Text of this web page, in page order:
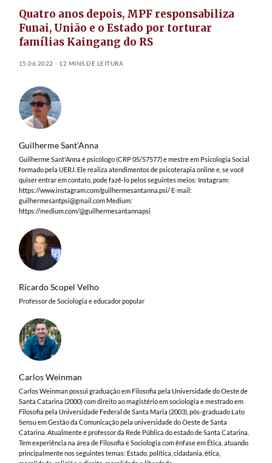
Quatro anos depois, MPF responsabiliza
Funai, União e o Estado por torturar
famílias Kaingang do RS
15.06.2022 12 MINS DE LEITURA
Guilherme Sant’Anna
Guilherme Sant'Anna é psicólogo (CRP 05/57577) e mestre em Psicologia Social
formado pela UERJ. Ele realiza atendimentos de psicoterapia online e, se você
quiser entrar em contato, pode fazê-lo pelos seguintes meios: Instagram:
https://www.instagram.com/guilhermesantanna.psi/ E-mail:
guilhermesantpsi@gmail.comMedium:
https://medium.com/@guilhermesantannapsi
Ricardo Scopel Velho
Professor de Sociologia e educador popular
Carlos Weinman
Carlos Weinman possui graduação em Filosofia pela Universidade do Oeste de
Santa Catarina (2000) com direito ao magistério em sociologia e mestrado em
Filosofia pela Universidade Federal de Santa Maria (2003), pós-graduado Lato
Sensu em Gestão da Comunicação pela universidade do Oeste de Santa
Catarina. Atualmente é professor da Rede Pública do estado de Santa Catarina.
Tem experiência na área de Filosofia e Sociologia com ênfase em Ética, atuando
principalmente nos seguintes temas: Estado, política, cidadania, ética,